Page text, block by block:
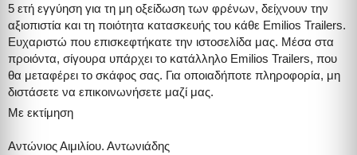
5 ετή εγγύηση για τη μη οξείδωση των φρένων, δείχνουν την
αξιοπιστία και τη ποιότητα κατασκευής του κάθε Emilios Trailers.
Ευχαριστώ που επισκεφτήκατε την ιστοσελίδα μας. Μέσα στα
προιόντα, σίγουρα υπάρχει το κατάλληλο Emilios Trailers, που
θα μεταφέρει το σκάφος σας. Για οποιαδήποτε πληροφορία, μη
διστάσετε να επικοινωνήσετε μαζί μας.
Με εκτίμηση
Αντώνιος Αιμιλίου. Αντωνιάδης